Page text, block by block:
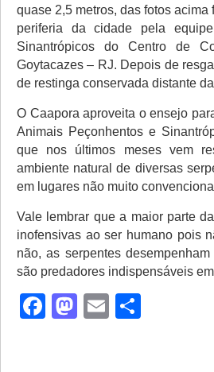
quase 2,5 metros, das fotos
periferia da cidade pela
Sinantrópicos do Centro de
Goytacazes – RJ. Depois de
de restinga conservada distante
O Caapora aproveita o ensejo
Animais Peçonhentos e
que nos últimos meses vem
ambiente natural de diversas
em lugares não muito
Vale lembrar que a maior parte
inofensivas ao ser humano pois
não, as serpentes
são predadores indispensáveis
Facebook
Mastodon
Email